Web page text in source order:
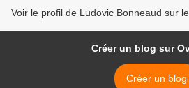
Voir le profil de Ludovic Bonneaud sur
Créer un blog sur
Créer un blog